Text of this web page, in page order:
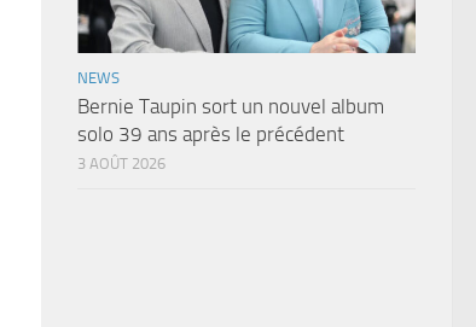
NEWS
Bernie Taupin sort un nouvel album
solo 39 ans après le précédent
3 AOÛT 2026